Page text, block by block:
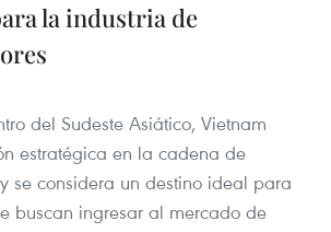
la industria de
del Sudeste Asiático, Vietnam
estratégica en la cadena de
se considera un destino ideal para
buscan ingresar al mercado de